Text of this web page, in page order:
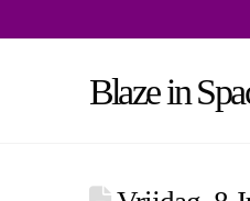
Blaze in